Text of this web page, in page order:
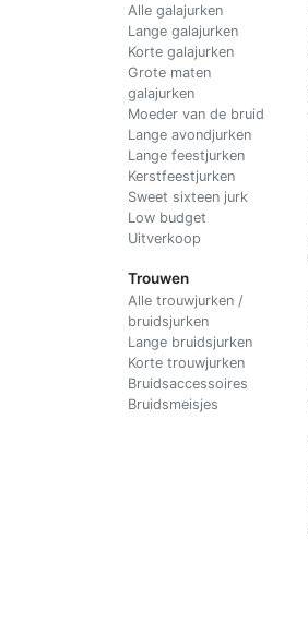
Alle galajurken
Lange galajurken
Korte galajurken
Grote maten
galajurken
Moeder van de bruid
Lange avondjurken
Lange feestjurken
Kerstfeestjurken
Sweet sixteen jurk
Low budget
Uitverkoop
Trouwen
Alle trouwjurken /
bruidsjurken
Lange bruidsjurken
Korte trouwjurken
Bruidsaccessoires
Bruidsmeisjes